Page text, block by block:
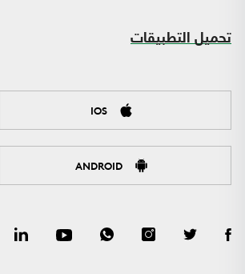
تحميل التطبيقات
IOS
ANDROID